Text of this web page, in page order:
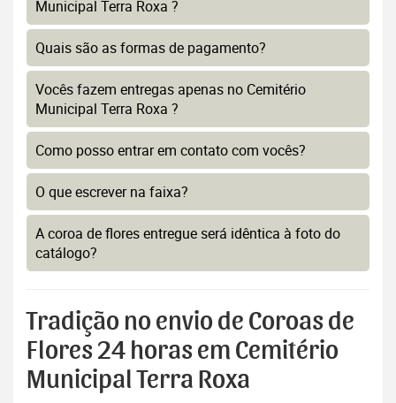
Municipal Terra Roxa ?
Quais são as formas de pagamento?
Vocês fazem entregas apenas no Cemitério
Municipal Terra Roxa ?
Como posso entrar em contato com vocês?
O que escrever na faixa?
A coroa de flores entregue será idêntica à foto do
catálogo?
Tradição no envio de Coroas de
Flores 24 horas em Cemitério
Municipal Terra Roxa